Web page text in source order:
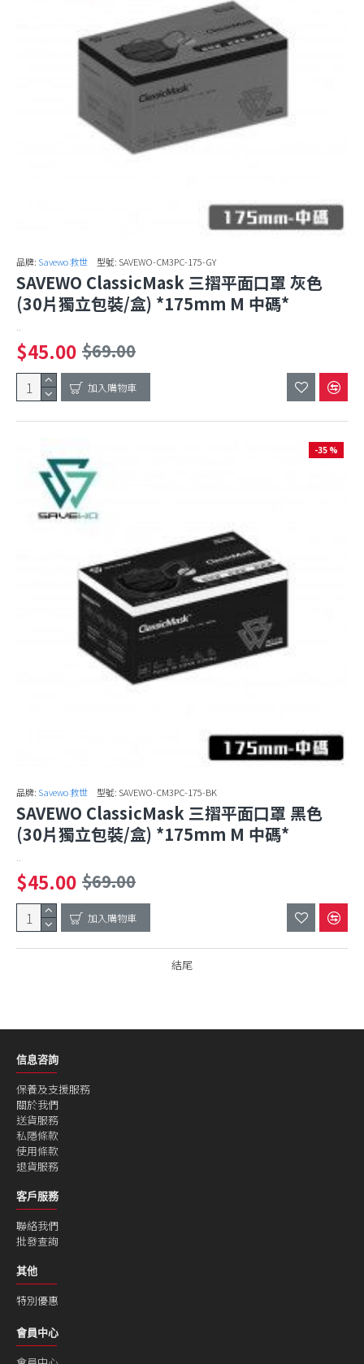
品牌: Savewo 救世 型號: SAVEWO-CM3PC-175-GY
SAVEWO ClassicMask 三摺平面口罩 灰色
(30片獨立包裝/盒) *175mm M 中碼*
..
$45.00 $69.00
加入購物車
-35 %
品牌: Savewo 救世 型號: SAVEWO-CM3PC-175-BK
SAVEWO ClassicMask 三摺平面口罩 黑色
(30片獨立包裝/盒) *175mm M 中碼*
..
$45.00 $69.00
加入購物車
結尾
信息咨詢
保養及支援服務
關於我們
送貨服務
私隱條款
使用條款
退貨服務
客戶服務
聯絡我們
批發查詢
其他
特別優惠
會員中心